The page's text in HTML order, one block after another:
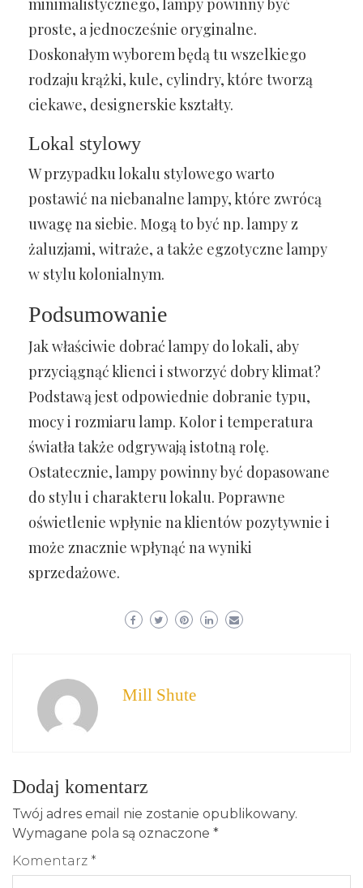
minimalistycznego, lampy powinny być
proste, a jednocześnie oryginalne.
Doskonałym wyborem będą tu wszelkiego
rodzaju krążki, kule, cylindry, które tworzą
ciekawe, designerskie kształty.
Lokal stylowy
W przypadku lokalu stylowego warto
postawić na niebanalne lampy, które zwrócą
uwagę na siebie. Mogą to być np. lampy z
żaluzjami, witraże, a także egzotyczne lampy
w stylu kolonialnym.
Podsumowanie
Jak właściwie dobrać lampy do lokali, aby
przyciągnąć klienci i stworzyć dobry klimat?
Podstawą jest odpowiednie dobranie typu,
mocy i rozmiaru lamp. Kolor i temperatura
światła także odgrywają istotną rolę.
Ostatecznie, lampy powinny być dopasowane
do stylu i charakteru lokalu. Poprawne
oświetlenie wpłynie na klientów pozytywnie i
może znacznie wpłynąć na wyniki
sprzedażowe.
Mill Shute
Dodaj komentarz
Twój adres email nie zostanie opublikowany.
Wymagane pola są oznaczone *
Komentarz *